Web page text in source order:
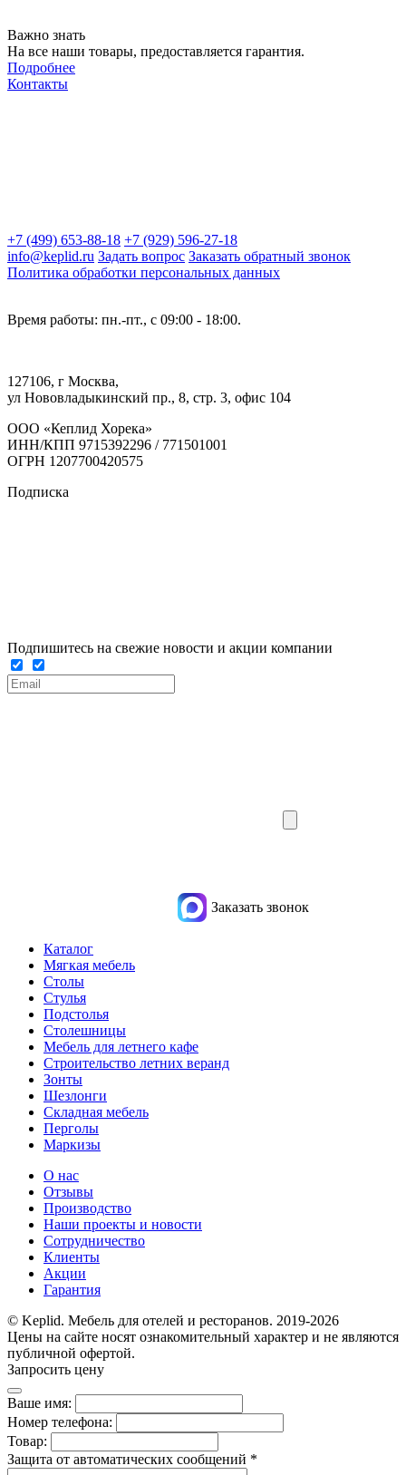
Важно знать
На все наши товары, предоставляется гарантия.
Подробнее
Контакты
+7 (499) 653-88-18 +7 (929) 596-27-18
info@keplid.ru Задать вопрос Заказать обратный звонок
Политика обработки персональных данных
Время работы: пн.-пт., с 09:00 - 18:00.
127106, г Москва,
ул Нововладыкинский пр., 8, стр. 3, офис 104
ООО «Кеплид Хорека»
ИНН/КПП 9715392296 / 771501001
ОГРН 1207700420575
Подписка
Подпишитесь на свежие новости и акции компании
Заказать звонок
Каталог
Мягкая мебель
Столы
Стулья
Подстолья
Столешницы
Мебель для летнего кафе
Строительство летних веранд
Зонты
Шезлонги
Складная мебель
Перголы
Маркизы
О нас
Отзывы
Производство
Наши проекты и новости
Сотрудничество
Клиенты
Акции
Гарантия
© Keplid. Мебель для отелей и ресторанов. 2019-2026
Цены на сайте носят ознакомительный характер и не являются
публичной офертой.
Запросить цену
Ваше имя:
Номер телефона:
Товар:
Защита от автоматических сообщений *